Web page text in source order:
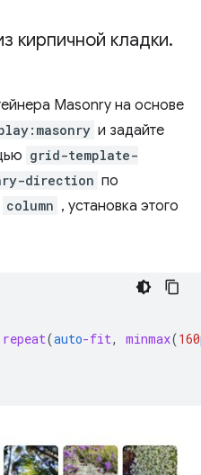
кирпичной кладки.
Masonry на основе
и задайте
grid-template-
direction по
column , установка этого
repeat(auto-fit, minmax(160